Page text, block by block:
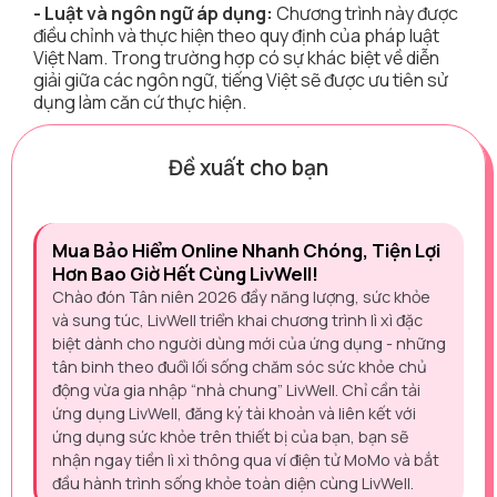
- Luật và ngôn ngữ áp dụng: Chương trình này được
điều chỉnh và thực hiện theo quy định của pháp luật
Việt Nam. Trong trường hợp có sự khác biệt về diễn
giải giữa các ngôn ngữ, tiếng Việt sẽ được ưu tiên sử
dụng làm căn cứ thực hiện.
Đề xuất cho bạn
Mua Bảo Hiểm Online Nhanh Chóng, Tiện Lợi
Hơn Bao Giờ Hết Cùng LivWell!
Chào đón Tân niên 2026 đầy năng lượng, sức khỏe
và sung túc, LivWell triển khai chương trình lì xì đặc
biệt dành cho người dùng mới của ứng dụng - những
tân binh theo đuổi lối sống chăm sóc sức khỏe chủ
động vừa gia nhập “nhà chung” LivWell. Chỉ cần tải
ứng dụng LivWell, đăng ký tài khoản và liên kết với
ứng dụng sức khỏe trên thiết bị của bạn, bạn sẽ
nhận ngay tiền lì xì thông qua ví điện tử MoMo và bắt
đầu hành trình sống khỏe toàn diện cùng LivWell.